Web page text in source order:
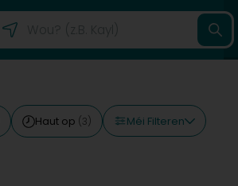
Haut op (3) Méi Filteren